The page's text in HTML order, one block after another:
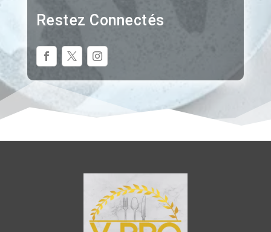
Restez Connectés